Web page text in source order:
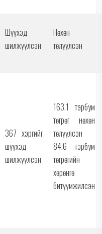
Шүүхэд
шилжүүлсэн
Нөхөн
төлүүлсэн
367 хэргийг
шүүхэд
шилжүүлсэн
163.1 тэрбум
төгрөг нөхөн
төлүүлсэн
84.6 тэрбум
төгрөгийн
хөрөнгө
битүүмжилсэн